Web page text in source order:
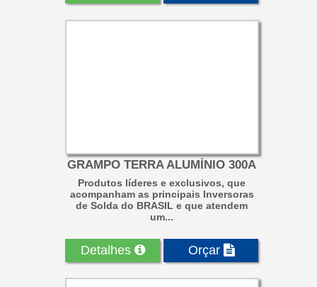
GRAMPO TERRA ALUMÍNIO 300A
Produtos líderes e exclusivos, que
acompanham as principais Inversoras
de Solda do BRASIL e que atendem
um...
Detalhes Orçar